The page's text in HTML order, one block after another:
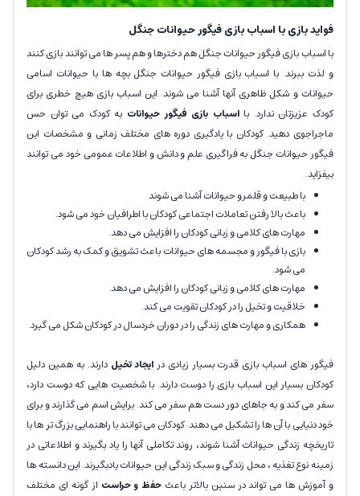
فواید بازی با اسباب بازی فیگور حیوانات جنگل
با اسباب بازی فیگور حیوانات جنگل هم دخترها و هم پسر ها می توانند بازی کنند
و لذت ببرند. با اسباب بازی فیگور حیوانات جنگل بچه ها با حیوانات اسامی
حیوانات و شکل ظاهری آنها آشنا می شوند. این اسباب بازی هیچ خطری برای
کودک عزیزتان ندارد. بااسباب بازی فیگور حیوانات به کودک می توان حس
ماجراجوی دهید. کودکان با یادگیری دوره های مختلف زمانی و مشخصات این
فیگور حیوانات جنگل به فراگیری علم و دانش و اطلاعات عمومی خود می توانند
بیفزاید.
با طبیعت و قلمرو حیوانات آشنا می شوند
باعث بالا رفتن تعاملات اجتماعی کودکان با اطرافیان خود می شود.
مهارت های کلامی و زبانی کودکان را افزایش می دهد.
بازی با فیگور و مجسمه های حیوانات باعث تشویق و کمک به رشد کودکان
می شود.
مهارت های کلامی و زبانی کودکان را افزایش می دهد.
خلاقیت و تخیل را در کودکان تقویت می کند.
همکاری و مهارت های زندگی را در دوران خردسال در کودکان شکل می گیرد.
فیگور های اسباب بازی قدرت بسیار زیادی در ایجاد تخیل دارند. به همین دلیل
کودکان بسیار این اسباب بازی را دوست دارند. با شخصیت هایی که دوست دارد،
سفر می کند و به جاهای دور دست هم سفر می کند. برایش اسم می گذارند و برای
خود دنیایی با آن ها را تشکیل می دهند. کودکان می توانند با راهنمایی بزرگ تر ها با
تاریخچه زندگی حیوانات آشنا شوند، روند تکاملی آنها را یاد بگیرند و اطلاعاتی در
زمینه نوع تغذیه ، محل زندگی و سبک زندگی این حیوانات یادبگیرند. این دانسته ها
و آموزش ها می تواند در سنین بالاتر باعث حفظ و حراست از گونه ای مختلف